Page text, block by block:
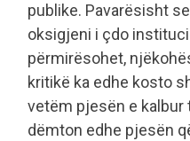
publike. Pavarësisht
oksigjeni i çdo
përmirësohet,
kritikë ka edhe kosto
vetëm pjesën e kalbur
dëmton edhe pjesën